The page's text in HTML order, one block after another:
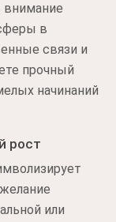
внимание
в
связи и
прочный
начинаний
рост
или